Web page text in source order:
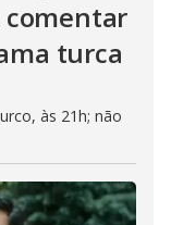
comentar
turca
às 21h; não